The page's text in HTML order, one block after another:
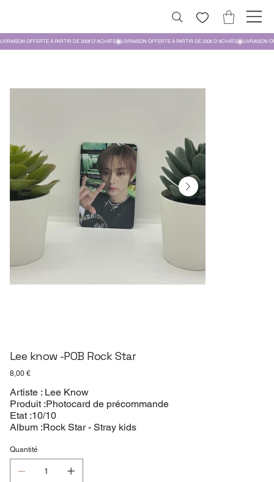
Lee know -POB Rock Star
Prix
8,00 €
Artiste : Lee Know
Produit :Photocard de précommande
Etat :10/10
Album :Rock Star - Stray kids
Quantité